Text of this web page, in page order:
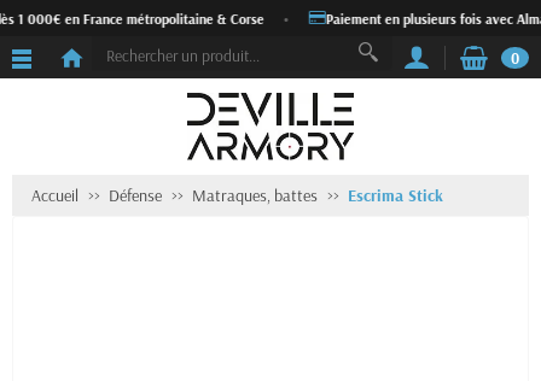
1 000€ en France métropolitaine & Corse Paiement en plusieurs fois avec Alma
0
Accueil Défense Matraques, battes Escrima Stick